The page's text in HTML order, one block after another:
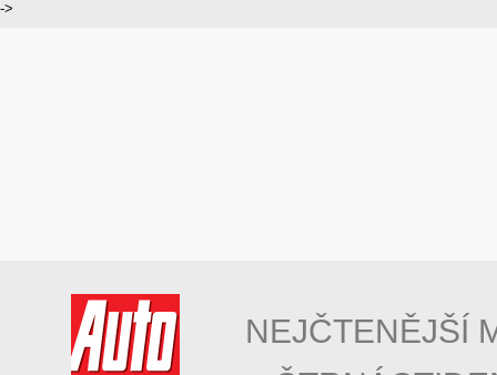
->
NEJČTENĚJŠÍ